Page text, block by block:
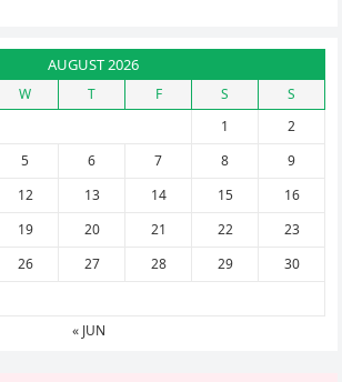
AUGUST 2026
W T F S
S
1
2
5 6 7 8
9
12 13 14 15
16
19 20 21 22
23
26 27 28 29
30
« JUN